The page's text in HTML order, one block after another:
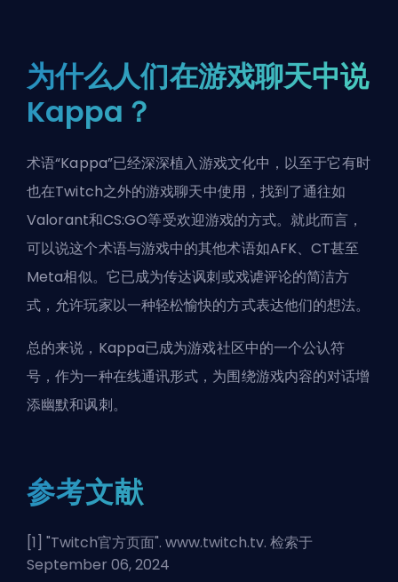
为什么人们在游戏聊天中说
Kappa？
术语“Kappa”已经深深植入游戏文化中，以至于它有时
也在Twitch之外的游戏聊天中使用，找到了通往如
Valorant和CS:GO等受欢迎游戏的方式。就此而言，
可以说这个术语与游戏中的其他术语如AFK、CT甚至
Meta相似。它已成为传达讽刺或戏谑评论的简洁方
式，允许玩家以一种轻松愉快的方式表达他们的想法。
总的来说，Kappa已成为游戏社区中的一个公认符
号，作为一种在线通讯形式，为围绕游戏内容的对话增
添幽默和讽刺。
参考文献
[1] "Twitch官方页面". www.twitch.tv. 检索于
September 06, 2024